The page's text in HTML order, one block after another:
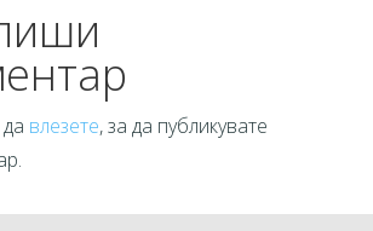
влезете, за да публикувате